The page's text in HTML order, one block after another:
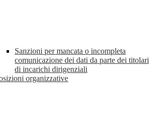
Sanzioni per mancata o incompleta
comunicazione dei dati da parte dei titolari
di incarichi dirigenziali
organizzative